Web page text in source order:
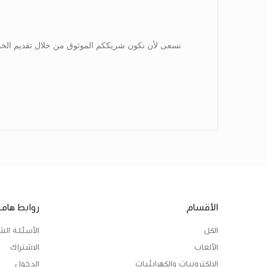
نسعى لأن نكون شريككم الموثوق من خلال تقديم
الأقسام
الكل
الألعاب
الالكترونيات والكهرابئيات
روابط
الأسئلة
الاشتراك
الدخول